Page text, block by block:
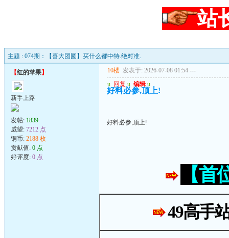
站
主题 : 074期：【喜大团圆】买什么都中特.绝对准.
【红的苹果】
新手上路
发帖: 1839
威望: 7212 点
铜币: 2188 枚
贡献值: 0 点
好评度: 0 点
10楼 发表于: 2026-07-08 01:54 ---
u 回复 u 编辑 u
好料必参,顶上!
好料必参,顶上!
【
49高手